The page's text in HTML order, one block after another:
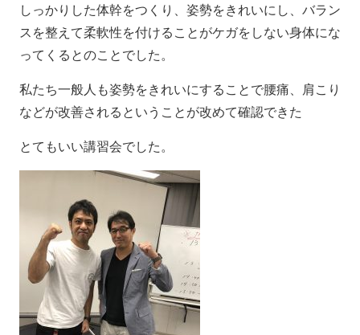
しっかりした体幹をつくり、姿勢をきれいにし、バラン
スを整えて柔軟性を付けることがケガをしない身体にな
ってくるとのことでした。
私たち一般人も姿勢をきれいにすることで腰痛、肩こり
などが改善されるということが改めて確認できた
とてもいい講習会でした。